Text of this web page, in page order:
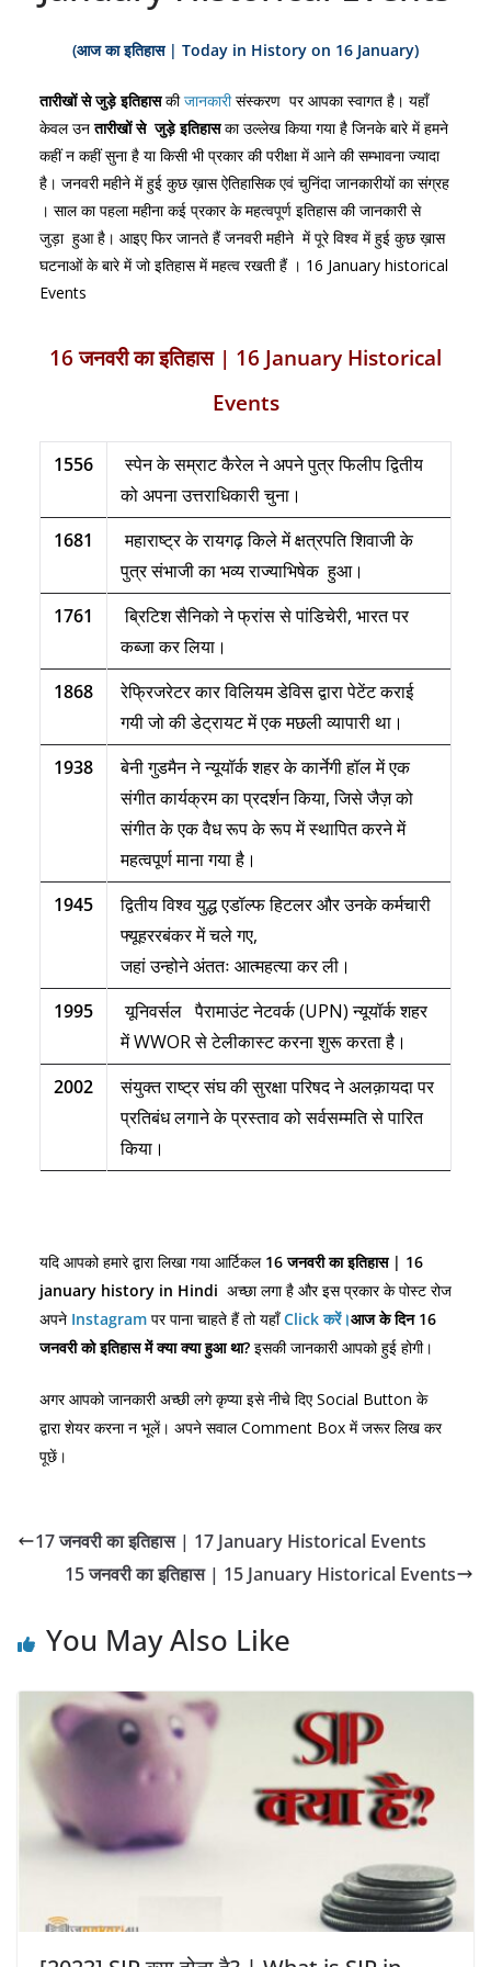
(आज का इतिहास| Today in History on 16 January)
तारीखों से जुड़े इतिहासकी जानकारी संस्करण पर आपका स्वागत है। यहाँ
केवल उनतारीखों से जुड़े इतिहासका उल्लेख किया गया है जिनके बारे में हमने
कहीं न कहीं सुना है या किसी भी प्रकार की परीक्षा में आने की सम्भावना ज्यादा
है। जनवरी महीने में हुई कुछ ख़ास ऐतिहासिक एवं चुनिंदा जानकारीयों का संग्रह
। साल का पहला महीना कई प्रकार के महत्वपूर्ण इतिहास की जानकारी से
जुड़ा हुआ है। आइए फिर जानते हैं जनवरी महीने में पूरे विश्व में हुई कुछ ख़ास
घटनाओं के बारे में जो इतिहास में महत्व रखती हैं । 16 January historical
Events
16 जनवरी का इतिहास | 16 January Historical
Events
1556
स्पेन के सम्राट कैरेल ने अपने पुत्र फिलीप द्वितीय
को अपना उत्तराधिकारी चुना।
1681
महाराष्ट्र के रायगढ़ किले में क्षत्रपति शिवाजी के
पुत्र संभाजी का भव्य राज्याभिषेक हुआ।
1761
ब्रिटिश सैनिको ने फ्रांस से पांडिचेरी, भारत पर
कब्जा कर लिया।
1868
रेफ्रिजरेटर कार विलियम डेविस द्वारा पेटेंट कराई
गयी जो की डेट्रायट मेंएक मछली व्यापारी था।
1938
बेनी गुडमैन ने न्यूयॉर्क शहर के कार्नेगी हॉल में एक
संगीत कार्यक्रम का प्रदर्शन किया,जिसे जैज़ को
संगीत के एक वैध रूप के रूप में स्थापित करने में
महत्वपूर्ण माना गया है।
1945
द्वितीय विश्व युद्ध एडॉल्फ हिटलर और उनके कर्मचारी
फ्यूहररबंकर में चले गए,
जहां उन्होने अंततः आत्महत्या कर ली।
1995
यूनिवर्सल पैरामाउंट नेटवर्क (UPN) न्यूयॉर्क शहर
में WWOR से टेलीकास्ट करना शुरू करता है।
2002
संयुक्त राष्ट्र संघ की सुरक्षा परिषद ने अलक़ायदा पर
प्रतिबंध लगाने के प्रस्ताव को सर्वसम्मति से पारित
किया।
यदि आपको हमारे द्वारा लिखा गया आर्टिकल16जनवरी का इतिहास| 16
january history in Hindi अच्छा लगा है और इस प्रकार के पोस्ट रोज
अपने Instagram पर पाना चाहते हैं तो यहाँ Clickकरें।आज के दिन16
जनवरी को इतिहास में क्या क्या हुआ था? इसकी जानकारी आपको हुई होगी।
अगर आपको जानकारी अच्छी लगे कृप्या इसे नीचे दिएSocial Button के
द्वारा शेयर करना न भूलें। अपने सवालComment Box में जरूर लिख कर
पूछें।
17 जनवरी का इतिहास | 17 January Historical Events
15 जनवरी का इतिहास | 15 January Historical Events
You May Also Like